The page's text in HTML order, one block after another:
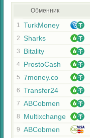
Обменник
1 TurkMoney
2 Sharks
3 Bitality
4 ProstoCash
5 7money.co
6 Transfer24
7 ABCobmen
8 Multixchange
9 ABCobmen